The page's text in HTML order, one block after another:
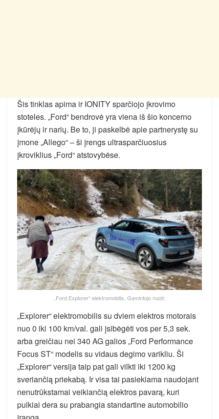
Šis tinklas apima ir IONITY sparčiojo įkrovimo
stoteles. „Ford“ bendrovė yra viena iš šio koncerno
įkūrėjų ir narių. Be to, ji paskelbė apie partnerystę su
įmone „Allego“ – ši įrengs ultrasparčiuosius
įkroviklius „Ford“ atstovybėse.
„Ford Explorer“ elektromobilis. Gamintojo nuotr.
„Explorer“ elektromobilis su dviem elektros motorais
nuo 0 iki 100 km/val. gali įsibėgėti vos per 5,3 sek.
arba greičiau nei 340 AG galios „Ford Performance
Focus ST“ modelis su vidaus degimo varikliu. Ši
„Explorer“ versija taip pat gali vilkti iki 1200 kg
sveriančią priekabą. Ir visa tai pasiekiama naudojant
nenutrūkstamai veikiančią elektros pavarą, kuri
puikiai dera su prabangia standartine automobilio